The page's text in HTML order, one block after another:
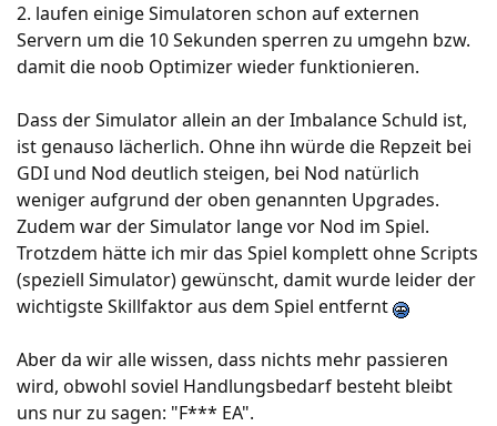
2. laufen einige Simulatoren schon auf externen
Servern um die 10 Sekunden sperren zu umgehn bzw.
damit die noob Optimizer wieder funktionieren.
Dass der Simulator allein an der Imbalance Schuld ist,
ist genauso lächerlich. Ohne ihn würde die Repzeit bei
GDI und Nod deutlich steigen, bei Nod natürlich
weniger aufgrund der oben genannten Upgrades.
Zudem war der Simulator lange vor Nod im Spiel.
Trotzdem hätte ich mir das Spiel komplett ohne Scripts
(speziell Simulator) gewünscht, damit wurde leider der
wichtigste Skillfaktor aus dem Spiel entfernt
Aber da wir alle wissen, dass nichts mehr passieren
wird, obwohl soviel Handlungsbedarf besteht bleibt
uns nur zu sagen: "F*** EA".